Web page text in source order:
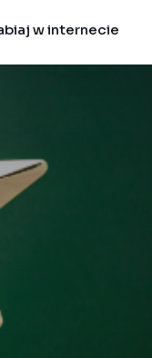
w internecie